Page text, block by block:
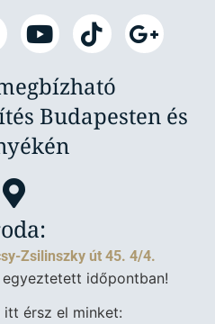
Budapesten és
Zsilinszky út 45. 4/4.
időpontban!
itt érsz el minket: